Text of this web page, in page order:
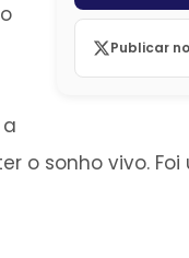
Publicar
o sonho vivo. Foi